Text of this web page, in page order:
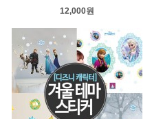
12,000원